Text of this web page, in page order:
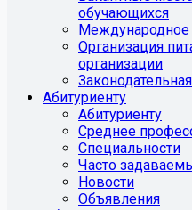
обучающихся
Международное
Организация
организации
Абитуриенту
Абитуриенту
Среднее
Специальности
Часто
Новости
Объявления